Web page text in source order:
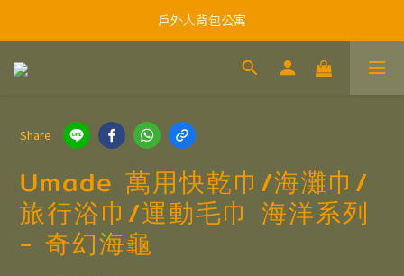
戶外人背包公寓
Share
Umade 萬用快乾巾/海灘巾/
旅行浴巾/運動毛巾 海洋系列
- 奇幻海龜